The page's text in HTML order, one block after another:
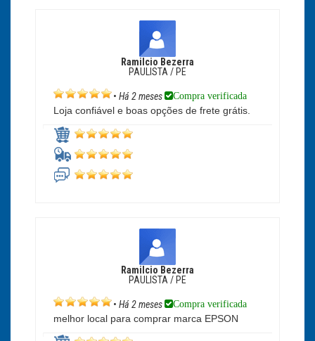
Ramilcio Bezerra
PAULISTA / PE
• Há 2 meses Compra verificada
Loja confiável e boas opções de frete grátis.
Ramilcio Bezerra
PAULISTA / PE
• Há 2 meses Compra verificada
melhor local para comprar marca EPSON